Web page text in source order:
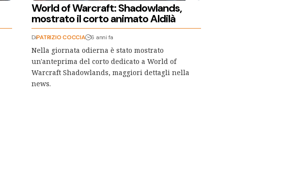
World of Warcraft: Shadowlands,
mostrato il corto animato Aldilà
DiPATRIZIO COCCIA 6 anni fa
Nella giornata odierna è stato mostrato
un'anteprima del corto dedicato a World of
Warcraft Shadowlands, maggiori dettagli nella
news.